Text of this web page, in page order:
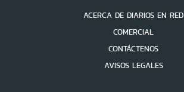
ACERCA DE DIARIOS EN RED
COMERCIAL
CONTÁCTENOS
AVISOS LEGALES